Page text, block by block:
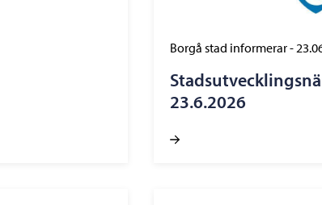
Borgå stad informerar-
23.6.2026